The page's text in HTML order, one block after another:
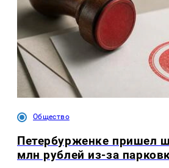
Общество
Петербурженке пришел
млн рублей из-за